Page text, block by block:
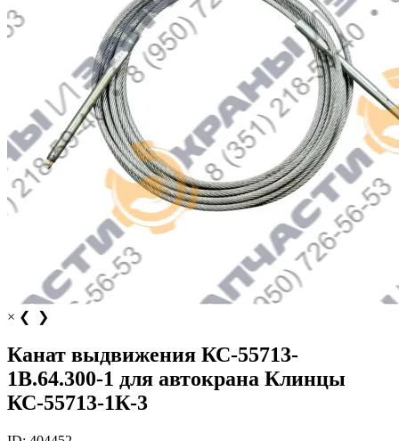
× ❮ ❯
Канат выдвижения КС-55713-
1В.64.300-1 для автокрана Клинцы
КС-55713-1К-3